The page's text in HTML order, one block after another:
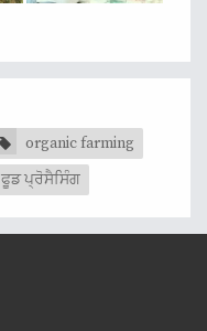
organic farming
ਫੂਡ ਪ੍ਰੋਸੈਸਿੰਗ